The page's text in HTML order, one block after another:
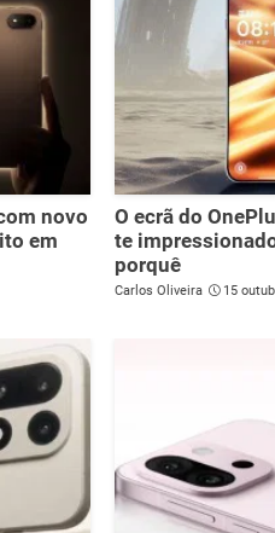
novo
em
O ecrã do
te
porquê
Carlos Oliveira 15